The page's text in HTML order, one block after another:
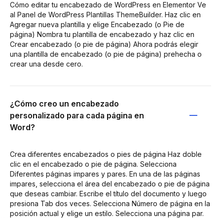
Cómo editar tu encabezado de WordPress en Elementor Ve
al Panel de WordPress Plantillas ThemeBuilder. Haz clic en
Agregar nueva plantilla y elige Encabezado (o Pie de
página) Nombra tu plantilla de encabezado y haz clic en
Crear encabezado (o pie de página) Ahora podrás elegir
una plantilla de encabezado (o pie de página) prehecha o
crear una desde cero.
¿Cómo creo un encabezado
personalizado para cada página en
Word?
Crea diferentes encabezados o pies de página Haz doble
clic en el encabezado o pie de página. Selecciona
Diferentes páginas impares y pares. En una de las páginas
impares, selecciona el área del encabezado o pie de página
que deseas cambiar. Escribe el título del documento y luego
presiona Tab dos veces. Selecciona Número de página en la
posición actual y elige un estilo. Selecciona una página par.